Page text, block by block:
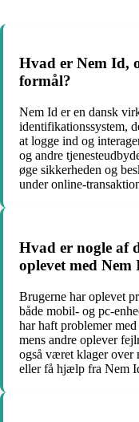
Hvad er Nem Id,
formål?
Nem Id er en dansk
identifikationssystem,
at logge ind og
og andre
øge sikkerheden og
under online-
Hvad er nogle af
oplevet med Nem
Brugerne har oplevet
både mobil- og pc-
har haft problemer
mens andre oplever
også været klager over
eller få hjælp fra Nem